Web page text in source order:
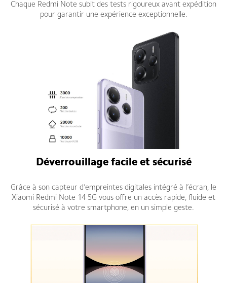
Chaque Redmi Note subit des tests rigoureux avant expédition
pour garantir une expérience exceptionnelle.
Déverrouillage facile et sécurisé
Grâce à son capteur d’empreintes digitales intégré à l’écran, le
Xiaomi Redmi Note 14 5G vous offre un accès rapide, fluide et
sécurisé à votre smartphone, en un simple geste.